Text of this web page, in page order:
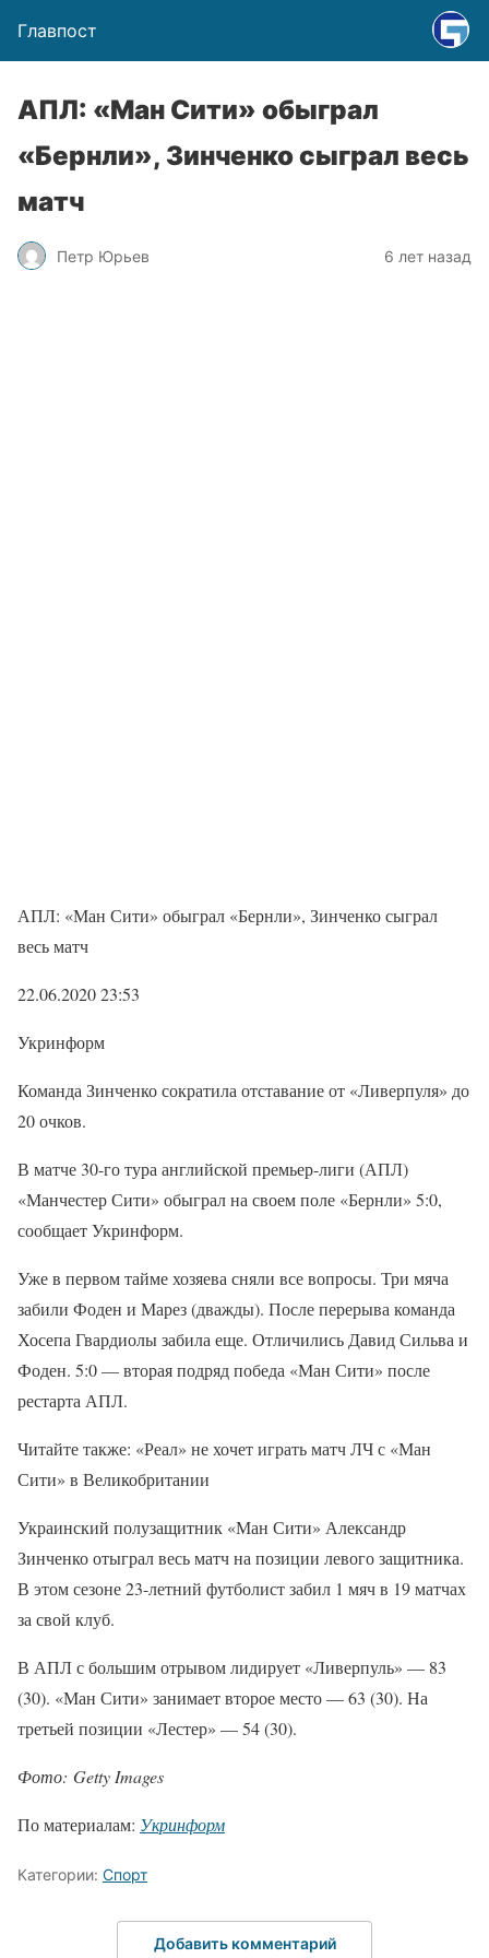
Главпост
АПЛ: «Ман Сити» обыграл
«Бернли», Зинченко сыграл весь
матч
Петр Юрьев 6 лет назад
АПЛ: «Ман Сити» обыграл «Бернли», Зинченко сыграл
весь матч
22.06.2020 23:53
Укринформ
Команда Зинченко сократила отставание от «Ливерпуля» до
20 очков.
В матче 30-го тура английской премьер-лиги (АПЛ)
«Манчестер Сити» обыграл на своем поле «Бернли» 5:0,
сообщает Укринформ.
Уже в первом тайме хозяева сняли все вопросы. Три мяча
забили Фоден и Марез (дважды). После перерыва команда
Хосепа Гвардиолы забила еще. Отличились Давид Сильва и
Фоден. 5:0 — вторая подряд победа «Ман Сити» после
рестарта АПЛ.
Читайте также: «Реал» не хочет играть матч ЛЧ с «Ман
Сити» в Великобритании
Украинский полузащитник «Ман Сити» Александр
Зинченко отыграл весь матч на позиции левого защитника.
В этом сезоне 23-летний футболист забил 1 мяч в 19 матчах
за свой клуб.
В АПЛ с большим отрывом лидирует «Ливерпуль» — 83
(30). «Ман Сити» занимает второе место — 63 (30). На
третьей позиции «Лестер» — 54 (30).
Фото: Getty Images
По материалам: Укринформ
Категории: Спорт
Добавить комментарий